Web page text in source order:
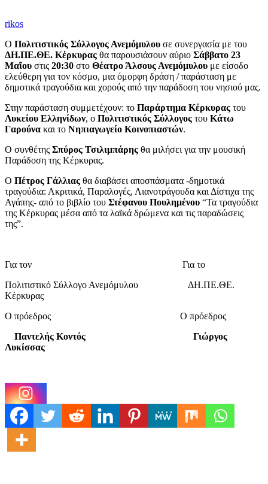
rikos
Ο Πολιτιστικός Σύλλογος Ανεμόμυλου σε συνεργασία με του
ΔΗ.ΠΕ.ΘΕ. Κέρκυρας θα παρουσιάσουν αύριο Σάββατο 23
Μαΐου στις 20:30 στο Θέατρο Άλσους Ανεμόμυλου με είσοδο
ελεύθερη για τον κόσμο, μια όμορφη δράση / παράσταση με
δημοτικά τραγούδια και χορούς από την παράδοση του νησιού μας.
Στην παράσταση συμμετέχουν: το Παράρτημα Κέρκυρας του
Λυκείου Ελληνίδων, ο Πολιτιστικός Σύλλογος του Κάτω
Γαρούνα και το Νηπιαγωγείο Κοινοπιαστών.
Ο συνθέτης Σπύρος Τσιλιμπάρης θα μιλήσει για την μουσική
Παράδοση της Κέρκυρας.
Ο Πέτρος Γάλλιας θα διαβάσει αποσπάσματα -δημοτικά
τραγούδια: Ακριτικά, Παραλογές, Λιανοτράγουδα και Δίστιχα της
Αγάπης- από το βιβλίο του Στέφανου Πουλημένου “Τα τραγούδια
της Κέρκυρας μέσα από τα λαϊκά δρώμενα και τις παραδώσεις
της”.
Για τον Για το
Πολιτιστικό Σύλλογο Ανεμόμυλου ΔΗ.ΠΕ.ΘΕ.
Κέρκυρας
Ο πρόεδρος Ο πρόεδρος
Παντελής Κοντός Γιώργος
Λυκίσσας